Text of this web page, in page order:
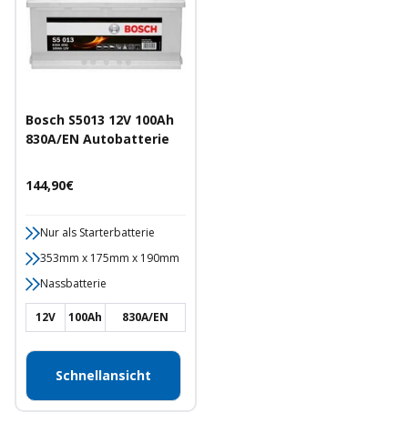
Bosch S5013 12V 100Ah
830A/EN Autobatterie
Angebotspreis
144,90€
Nur als Starterbatterie
353mm x 175mm x 190mm
Nassbatterie
12V 100Ah 830A/EN
Schnellansicht